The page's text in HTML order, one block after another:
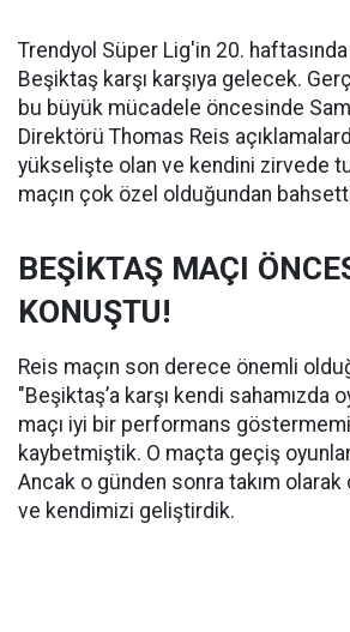
Trendyol Süper Lig'in 20.
Beşiktaş karşı karşıya gelecek.
bu büyük mücadele öncesinde
Direktörü Thomas Reis
yükselişte olan ve kendini zirvede
maçın çok özel olduğundan
BEŞİKTAŞ MAÇI
KONUŞTU!
Reis maçın son derece önemli
"Beşiktaş’a karşı kendi sahamızda
maçı iyi bir performans
kaybetmiştik. O maçta geçiş
Ancak o günden sonra takım
ve kendimizi geliştirdik.